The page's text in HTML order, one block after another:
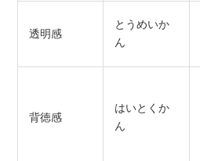
透明感
とうめいか
ん
背徳感
はいとくか
ん